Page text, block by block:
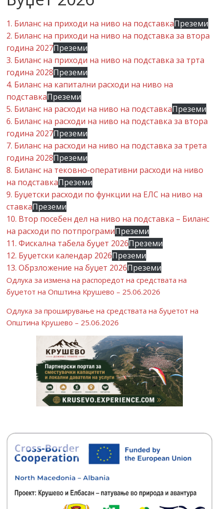
1. Биланс на приходи на ниво на подставкаПреземи
2. Биланс на приходи на ниво на подставка за втора
година 2027Преземи
3. Биланс на приходи на ниво на подставка за трта
година 2028Преземи
4. Биланс на капитални расходи на ниво на
подставкаПреземи
5. Биланс на расходи на ниво на подставкаПреземи
6. Биланс на расходи на ниво на подставка за втора
година 2027Преземи
7. Биланс на расходи на ниво на подставка за трета
година 2028Преземи
8. Биланс на тековно-оперативни расходи на ниво
на подставкаПреземи
9. Буџетски расходи по функции на ЕЛС на ниво на
ставкаПреземи
10. Втор посебен дел на ниво на подставка – Биланс
на расходи по потпрограмиПреземи
11. Фискална табела буџет 2026Преземи
12. Буџетски календар 2026Преземи
13. Обрзложение на буџет 2026Преземи
Одлука за измена на распоредот на средствата на
буџетот на Општина Крушево – 25.06.2026
Одлука за проширување на средствата на буџетот на
Општина Крушево – 25.06.2026